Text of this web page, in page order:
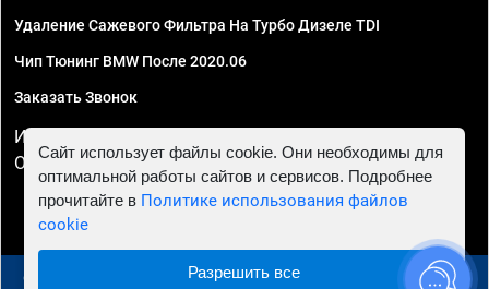
Удаление Сажевого Фильтра На Турбо Дизеле TDI
Чип Тюнинг BMW После 2020.06
Заказать Звонок
ИП Смирнов Георгий Павлович. ИНН 781302555843,
ОГРНИП 324470400032610
© 2010 - 2026 Чип тюнинг в Курске - Автосервис "Евро
Сайт использует файлы cookie. Они необходимы для
оптимальной работы сайтов и сервисов. Подробнее
прочитайте в Политике использования файлов
cookie
Разрешить все